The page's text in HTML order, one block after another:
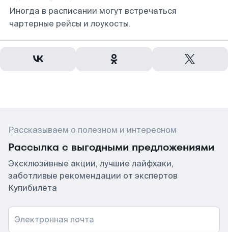
Иногда в расписании могут встречаться
чартерные рейсы и лоукосты.
Рассказываем о полезном и интересном
Рассылка с выгодными предложениями
Эксклюзивные акции, лучшие лайфхаки,
заботливые рекомендации от экспертов
Купибилета
Электронная почта